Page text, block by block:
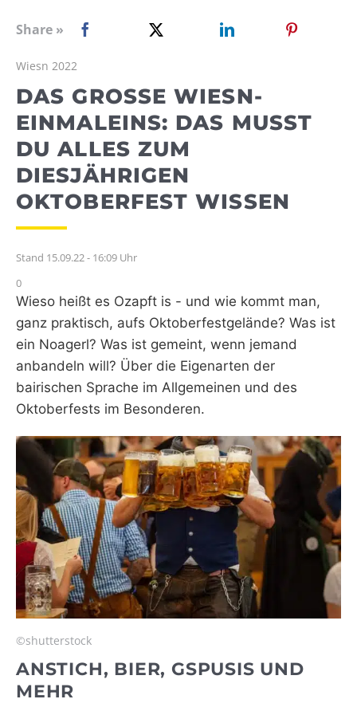
WEBRADIO
Share »
Wiesn 2022
DAS GROSSE WIESN-E
INMALEINS: DAS MUSST D
U ALLES ZUM D
IESJÄHRIGEN O
KTOBERFEST WISSEN
Stand 15.09.22 - 16:09 Uhr
0
Wieso heißt es Ozapft is - und wie kommt man,
ganz praktisch, aufs Oktoberfestgelände? Was ist
ein Noagerl? Was ist gemeint, wenn jemand
anbandeln will? Über die Eigenarten der
bairischen Sprache im Allgemeinen und des
Oktoberfests im Besonderen.
©shutterstock
ANSTICH, BIER, GSPUSIS UND
MEHR